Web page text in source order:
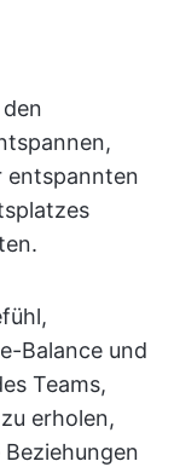
entspannten
Balance und
Teams,
erholen,